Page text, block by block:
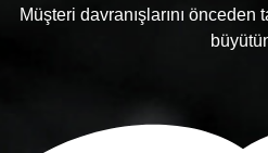
Müşteri davranışlarını